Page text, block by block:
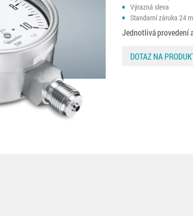
Výrazná sleva
Standarní záruka 24
Jednotlivá provedení
DOTAZ NA